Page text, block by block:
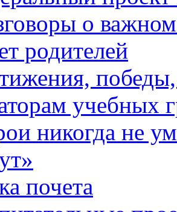
о
родителей
учебных
никогда не
почета